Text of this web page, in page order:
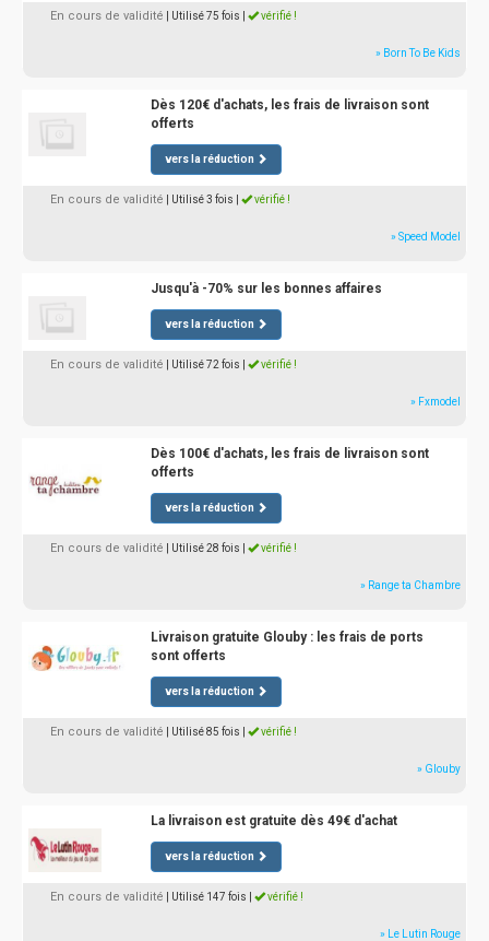
En cours de validité | Utilisé 75 fois vérifié !
» Born To Be Kids
Dès 120€ d'achats, les frais de livraison sont
offerts
vers la réduction
En cours de validité | Utilisé 3 fois vérifié !
» Speed Model
Jusqu'à -70% sur les bonnes affaires
vers la réduction
En cours de validité | Utilisé 72 fois vérifié !
» Fxmodel
Dès 100€ d'achats, les frais de livraison sont
offerts
vers la réduction
En cours de validité | Utilisé 28 fois vérifié !
» Range ta Chambre
Livraison gratuite Glouby : les frais de ports
sont offerts
vers la réduction
En cours de validité | Utilisé 85 fois vérifié !
» Glouby
La livraison est gratuite dès 49€ d'achat
vers la réduction
En cours de validité | Utilisé 147 fois vérifié !
» Le Lutin Rouge